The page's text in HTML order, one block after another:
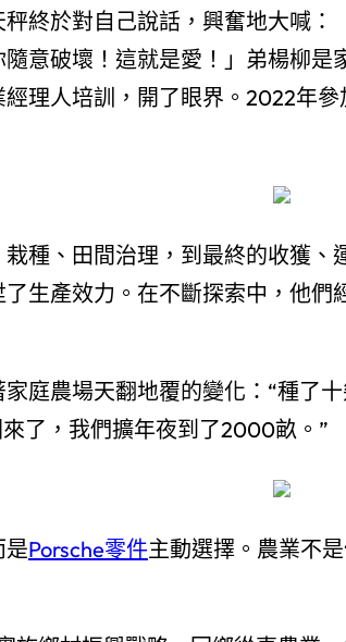
終於對自己說話，興奮地大喊：
意破壞！這就是愛！」弟楊柳是
理人培訓，開了眼界。2022年
栽種、田間治理，到最終的收獲
生產效力。在不斷探索中，他
庭農場天翻地覆的變化：“種了
了，我們擴年夜到了2000畝。”
是Porsche零件主動選擇。農業不